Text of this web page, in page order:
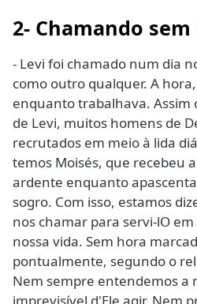
2- Chamando
- Levi foi chamado num dia
como outro qualquer. A
enquanto trabalhava. Assim
de Levi, muitos homens de
recrutados em meio à lida
temos Moisés, que recebeu
ardente enquanto
sogro. Com isso, estamos
nos chamar para servi-lO
nossa vida. Sem hora
pontualmente, segundo o
Nem sempre entendemos a